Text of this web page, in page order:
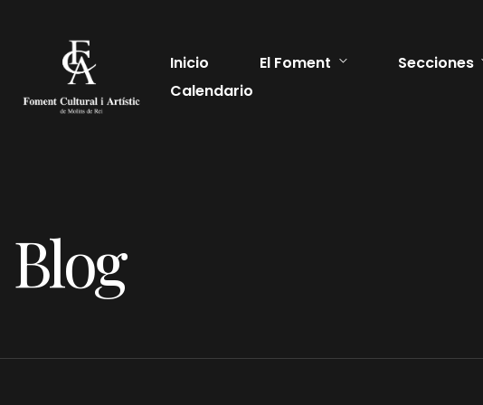
Inicio El Foment Secciones
Calendario
Blog